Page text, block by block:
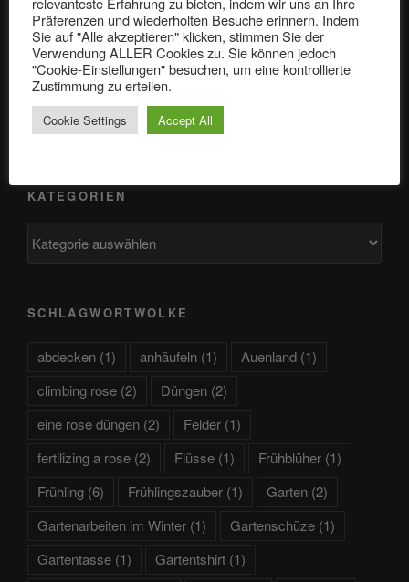
Gartentagebuch vom 04.05.2024: Der Spindelmäher in
Aktion
Der Frühling ist da
Endlich: Der Frühling ist da!!!
KATEGORIEN
SCHLAGWORTWOLKE
abdecken (1) anhäufeln (1) Auenland (1)
climbing rose (2) Düngen (2)
eine rose düngen (2) Felder (1)
fertilizing a rose (2) Flüsse (1) Frühblüher (1)
Frühling (6) Frühlingszauber (1) Garten (2)
Gartenarbeiten im Winter (1) Gartenschüze (1)
Gartentasse (1) Gartentshirt (1)
Präferenzen und wiederholten Besuche erinnern. Indem
Sie auf "Alle akzeptieren" klicken, stimmen Sie der
Verwendung ALLER Cookies zu. Sie können jedoch
"Cookie-Einstellungen" besuchen, um eine kontrollierte
Zustimmung zu erteilen.
Cookie Settings Accept All